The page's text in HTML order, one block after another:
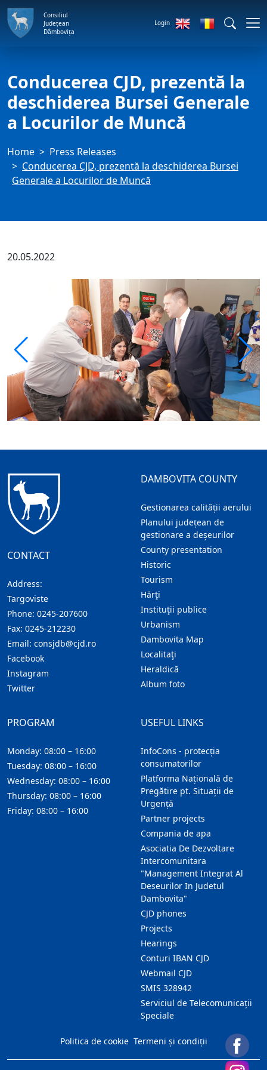
Consiliul
Județean
Dâmbovița
Login
Conducerea CJD, prezentă la
deschiderea Bursei Generale
a Locurilor de Muncă
Home
Press Releases
Conducerea CJD, prezentă la deschiderea Bursei
Generale a Locurilor de Muncă
20.05.2022
CONTACT
Address:
Targoviste
Phone: 0245-207600
Fax: 0245-212230
Email: consjdb@cjd.ro
Facebook
Instagram
Twitter
DAMBOVITA COUNTY
Gestionarea calității aerului
Planului județean de
gestionare a deșeurilor
County presentation
Historic
Tourism
Hărţi
Instituţii publice
Urbanism
Dambovita Map
Localitaţi
Heraldică
Album foto
USEFUL LINKS
InfoCons - protecția
consumatorilor
Platforma Națională de
Pregătire pt. Situații de
Urgență
Partner projects
Compania de apa
Asociatia De Dezvoltare
Intercomunitara
"Management Integrat Al
Deseurilor In Judetul
Dambovita"
CJD phones
Projects
Hearings
Conturi IBAN CJD
Webmail CJD
SMIS 328942
Serviciul de Telecomunicații
Speciale
PROGRAM
Monday: 08:00 – 16:00
Tuesday: 08:00 – 16:00
Wednesday: 08:00 – 16:00
Thursday: 08:00 – 16:00
Friday: 08:00 – 16:00
Politica de cookie Termeni și condiții